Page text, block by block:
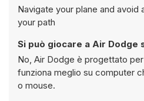
Navigate your plane and
your path
Si può giocare a Air Dodge
No, Air Dodge è progettato
funziona meglio su computer
o mouse.